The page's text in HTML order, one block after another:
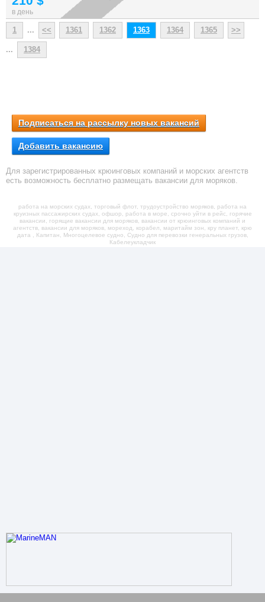
в день
1 ... << 1361 1362 1363 1364 1365 >>
... 1384
Подписаться на рассылку новых вакансий
Добавить вакансию
Для зарегистрированных крюинговых компаний и морских агентств
есть возможность бесплатно размещать вакансии для моряков.
работа на морских судах, торговый флот, трудоустройство моряков, работа на
круизных пассажирских судах, офшор, работа в море, срочно уйти в рейс, горячие
вакансии, горящие вакансии для моряков, вакансии от крюинговых компаний и
агентств, вакансии для моряков, мореход, корабел, маритайм зон, кру планет, крю
дата , Капитан, Многоцелевое судно, Судно для перевозки генеральных грузов,
Кабелеукладчик